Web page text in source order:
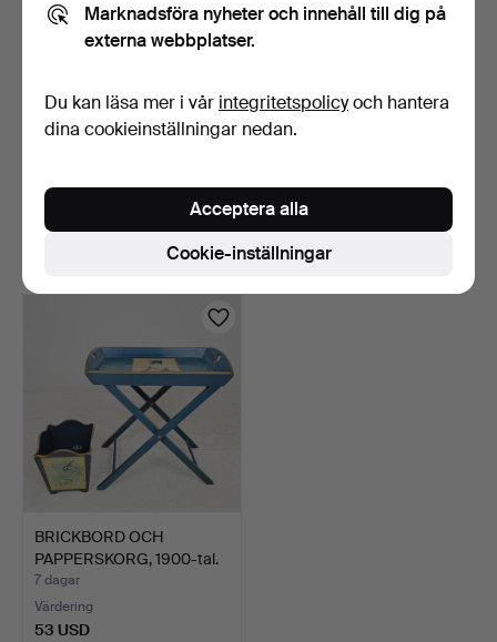
Värdering
tal.
5 dagar
Värdering
53 USD
BRICKBORD OCH
PAPPERSKORG, 1900-tal.
7 dagar
Värdering
53 USD
Marknadsföra nyheter och innehåll till dig på
externa webbplatser.
Du kan läsa mer i vår integritetspolicyoch hantera
dina cookieinställningar nedan.
Cookie-inställningar
Acceptera alla